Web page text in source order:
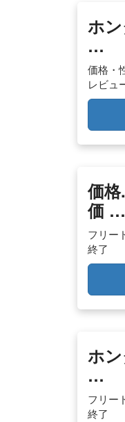
ホ
…
価格・
レビュ
価
価 …
フリー
終了
ホ
…
フリー
終了